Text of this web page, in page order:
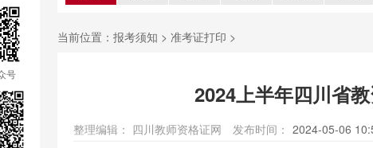
号
当前位置： 报考须知 > 准考证打印 >
2024上半年四川省
整理编辑： 四川教师资格证网 发布时间： 2024-05-06